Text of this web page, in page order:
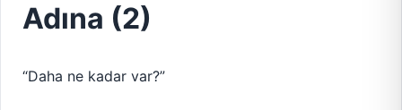
Adına (2)
“Daha ne kadar var?”